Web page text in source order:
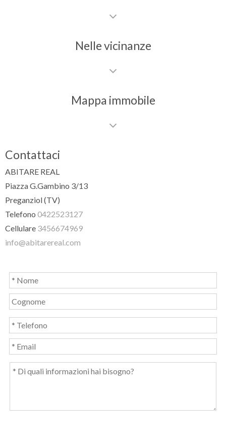
Nelle vicinanze
Mappa immobile
Contattaci
ABITARE REAL
Piazza G.Gambino 3/13
Preganziol (TV)
Telefono 0422523127
Cellulare 3456674969
info@abitarereal.com